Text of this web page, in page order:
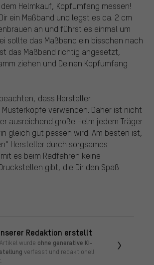
Helmkauf, Kopfumfang messen!
ein Maßband und legst es ca. 2 cm
an und führst es einmal um
sollte das Maßband ein bisschen nach
das Maßband richtig angesetzt,
ziehen und Deinen Kopfumfang
dass Hersteller
verwenden. Daher ist nicht
ausreichend große Helm jedem Träger
gleich gut passen wird. Am besten ist,
Hersteller durch sorgsames
es beim Radfahren keine
gibt, die Dir den Spaß
Redaktion erstellt
wurde ohne generative KI-
verfasst und redaktionell